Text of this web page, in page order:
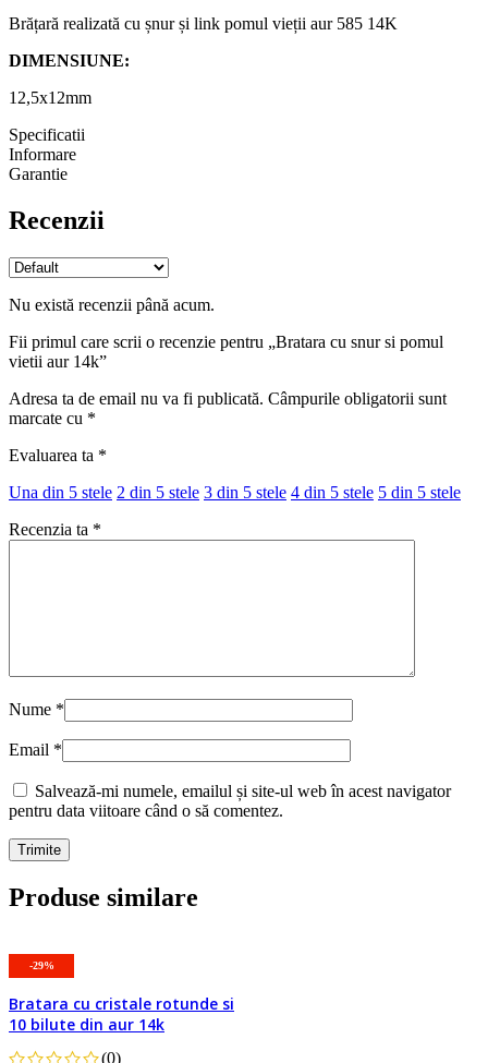
Brățară realizată cu șnur și link pomul vieții aur 585 14K
DIMENSIUNE:
12,5x12mm
Specificatii
Informare
Garantie
Recenzii
Nu există recenzii până acum.
Fii primul care scrii o recenzie pentru „Bratara cu snur si pomul
vietii aur 14k”
Adresa ta de email nu va fi publicată. Câmpurile obligatorii sunt
marcate cu *
Evaluarea ta *
Una din 5 stele 2 din 5 stele 3 din 5 stele 4 din 5 stele 5 din 5 stele
Recenzia ta *
Nume *
Email *
Salvează-mi numele, emailul și site-ul web în acest navigator
pentru data viitoare când o să comentez.
Produse similare
-29%
Favorite
Bratara cu cristale rotunde si
10 bilute din aur 14k
(0)